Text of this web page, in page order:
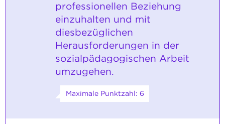
professionellen Beziehung
einzuhalten und mit
diesbezüglichen
Herausforderungen in der
sozialpädagogischen Arbeit
umzugehen.
Maximale Punktzahl: 6